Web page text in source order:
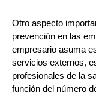
Otro aspecto
prevención en las
empresario asuma
servicios externos,
profesionales de la
función del número